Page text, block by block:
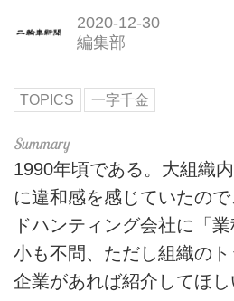
2020-12-30
編集部
TOPICS 一字千金
1990年頃である。大組織
に違和感を感じていたの
ドハンティング会社に「
小も不問、ただし組織の
企業があれば紹介してほし